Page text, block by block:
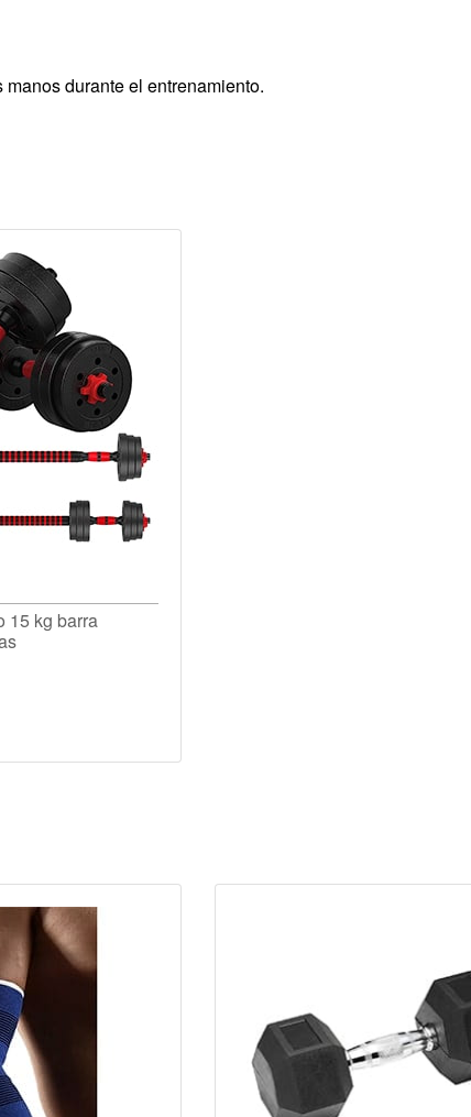
durante el entrenamiento.
15 kg barra